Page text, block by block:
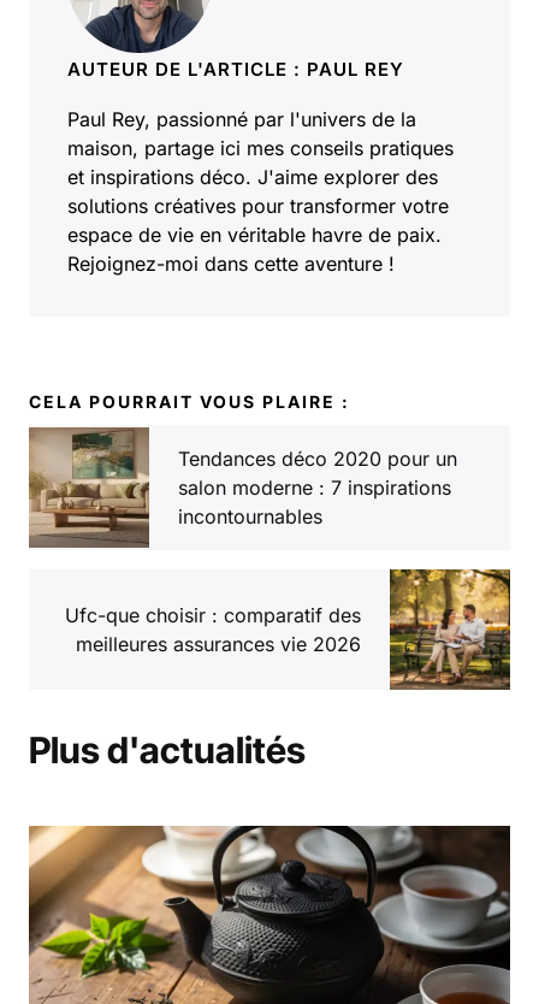
AUTEUR DE L'ARTICLE : PAUL REY
Paul Rey, passionné par l'univers de la
maison, partage ici mes conseils pratiques
et inspirations déco. J'aime explorer des
solutions créatives pour transformer votre
espace de vie en véritable havre de paix.
Rejoignez-moi dans cette aventure !
CELA POURRAIT VOUS PLAIRE :
Tendances déco 2020 pour un
salon moderne : 7 inspirations
incontournables
Ufc-que choisir : comparatif des
meilleures assurances vie 2026
Plus d'actualités